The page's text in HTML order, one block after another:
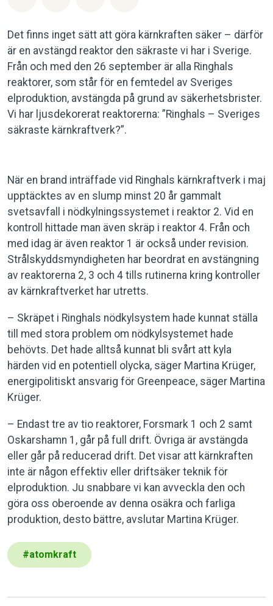
Det finns inget sätt att göra kärnkraften säker – därför
är en avstängd reaktor den säkraste vi har i Sverige.
Från och med den 26 september är alla Ringhals
reaktorer, som står för en femtedel av Sveriges
elproduktion, avstängda på grund av säkerhetsbrister.
Vi har ljusdekorerat reaktorerna: ”Ringhals – Sveriges
säkraste kärnkraftverk?”.
När en brand inträffade vid Ringhals kärnkraftverk i maj
upptäcktes av en slump minst 20 år gammalt
svetsavfall i nödkylningssystemet i reaktor 2. Vid en
kontroll hittade man även skräp i reaktor 4. Från och
med idag är även reaktor 1 är också under revision.
Strålskyddsmyndigheten har beordrat en avstängning
av reaktorerna 2, 3 och 4 tills rutinerna kring kontroller
av kärnkraftverket har utretts.
– Skräpet i Ringhals nödkylsystem hade kunnat ställa
till med stora problem om nödkylsystemet hade
behövts. Det hade alltså kunnat bli svårt att kyla
härden vid en potentiell olycka, säger Martina Krüger,
energipolitiskt ansvarig för Greenpeace, säger Martina
Krüger.
– Endast tre av tio reaktorer, Forsmark 1 och 2 samt
Oskarshamn 1, går på full drift. Övriga är avstängda
eller går på reducerad drift. Det visar att kärnkraften
inte är någon effektiv eller driftsäker teknik för
elproduktion. Ju snabbare vi kan avveckla den och
göra oss oberoende av denna osäkra och farliga
produktion, desto bättre, avslutar Martina Krüger.
#atomkraft